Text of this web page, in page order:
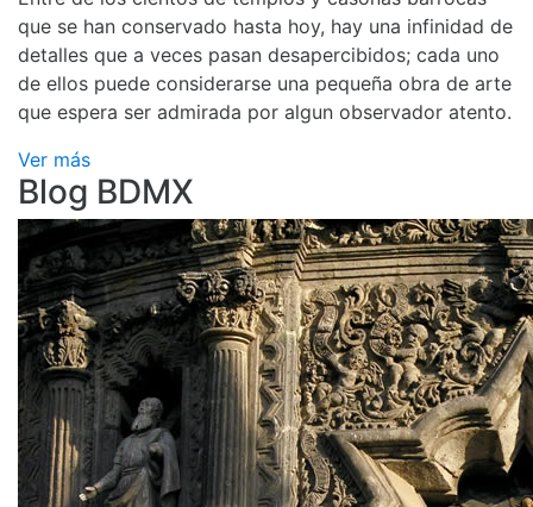
que se han conservado hasta hoy, hay una infinidad de
detalles que a veces pasan desapercibidos; cada uno
de ellos puede considerarse una pequeña obra de arte
que espera ser admirada por algun observador atento.
Ver más
Blog BDMX